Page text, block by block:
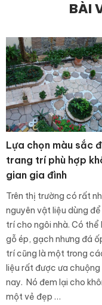
BÀI
Lựa chọn màu sắc
trang trí phù hợp
gian gia đình
Trên thị trường có rất
nguyên vật liệu dùng
trí cho ngôi nhà. Có thể
gỗ ép, gạch nhưng đá
trí cũng là một trong
liệu rất được ưa chuộng
nay. Nó đem lại cho
một vẻ đẹp …